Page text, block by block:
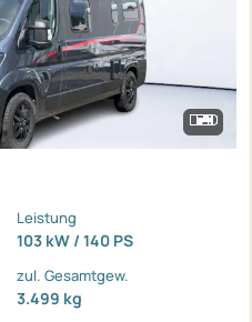
Leistung
103 kW / 140 PS
zul. Gesamtgew.
3.499 kg